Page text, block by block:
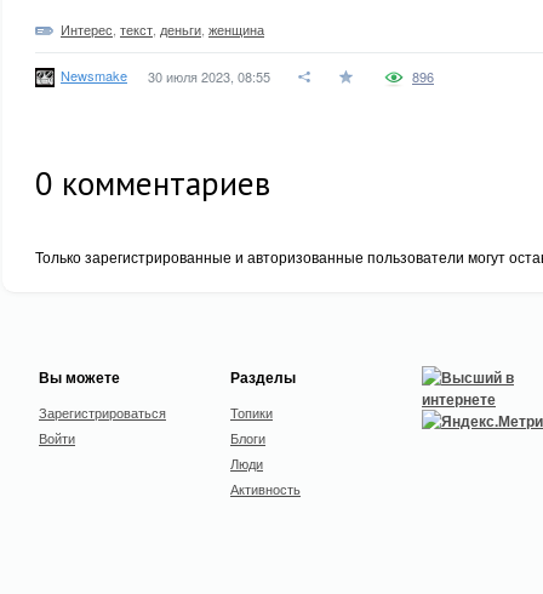
Интерес текст деньги женщина
Newsmake 30 июля 2023, 08:55 896
0 комментариев
Только зарегистрированные и авторизованные пользователи могут
Вы можете
Зарегистрироваться
Войти
Разделы
Топики
Блоги
Люди
Активность